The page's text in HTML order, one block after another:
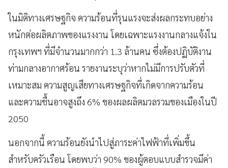
ในมิติทางเศรษฐกิจ ความร้อนที่รุนแรงจะส่งผลกระทบอย่าง
หนักต่อผลิตภาพของแรงงาน โดยเฉพาะแรงงานกลางแจ้งใน
กรุงเทพฯ ที่มีจำนวนมากกว่า 1.3 ล้านคน ซึ่งต้องปฏิบัติงาน
ท่ามกลางอากาศร้อน รายงานระบุว่าหากไม่มีการปรับตัวที่
เหมาะสม ความสูญเสียทางเศรษฐกิจที่เกิดจากความร้อน
และความชื้นอาจสูงถึง 6% ของผลผลิตมวลรวมของเมืองในปี
2050
นอกจากนี้ ความร้อนยังนำไปสู่ภาระค่าไฟฟ้าที่เพิ่มขึ้น
สำหรับครัวเรือน โดยพบว่า 90% ของผู้ตอบแบบสำรวจมีค่า